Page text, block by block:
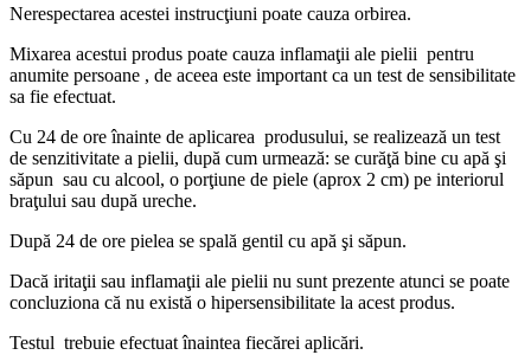
Nerespectarea acestei instrucţiuni poate cauza orbirea.
Mixarea acestui produs poate cauza inflamaţii ale pielii pentru
anumite persoane , de aceea este important ca un test de sensibilitate
sa fie efectuat.
Cu 24 de ore înainte de aplicarea produsului, se realizează un test
de senzitivitate a pielii, după cum urmează: se curăţă bine cu apă şi
săpun sau cu alcool, o porţiune de piele (aprox 2 cm) pe interiorul
braţului sau după ureche.
După 24 de ore pielea se spală gentil cu apă şi săpun.
Dacă iritaţii sau inflamaţii ale pielii nu sunt prezente atunci se poate
concluziona că nu există o hipersensibilitate la acest produs.
Testul trebuie efectuat înaintea fiecărei aplicări.